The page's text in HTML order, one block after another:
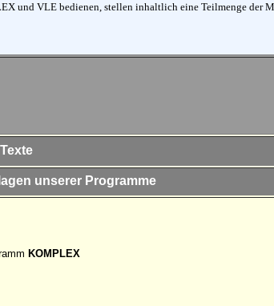
und VLE bedienen, stellen inhaltlich eine Teilmenge der
Texte
unserer Programme
KOMPLEX